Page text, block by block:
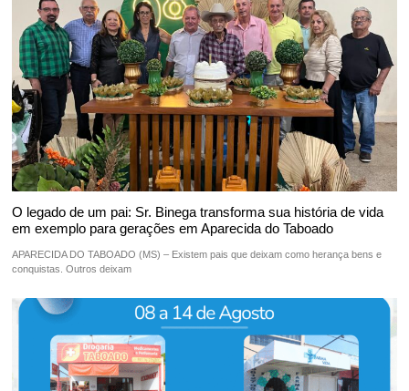
O legado de um pai: Sr. Binega transforma sua história de vida
em exemplo para gerações em Aparecida do Taboado
APARECIDA DO TABOADO (MS) – Existem pais que deixam como herança bens e
conquistas. Outros deixam